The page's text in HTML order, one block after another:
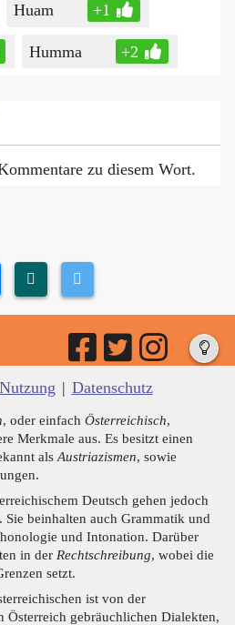
Huam +1
Humma +2
zu diesem Wort.
Nutzung | Datenschutz
, oder einfach Österreichisch,
Merkmale aus. Es besitzt einen
als Austriazismen, sowie
Deutsch gehen jedoch
Sie beinhalten auch Grammatik und
und Intonation. Darüber
in der Rechtschreibung, wobei die
setzt.
ist von der
Österreich gebräuchlichen Dialekten,